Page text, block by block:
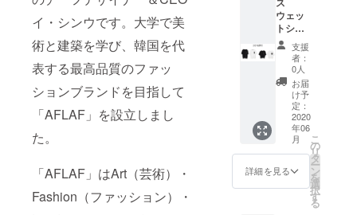
イ・シンウです。大学で美
術と建築を学び、韓国を代
表する最高品質のファッ
ションブランドを目指して
「AFLAF」を設立しまし
た。
「AFLAF」はArt（芸術）・
Fashion（ファッション）・
ウェッ
トシャ
ツ（男
性 / 女
性）
「早
割」 価
15,120
円 ▷
30％割
引
支援
者：
0人
お届
け予
定：
2020
年06
月
詳細を見る
こ
の
リ
タ
ー
ン
を
選
択
す
る